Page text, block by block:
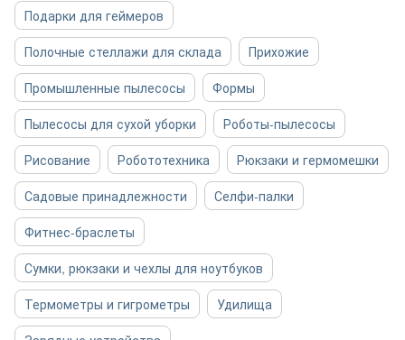
Подарки для геймеров
Полочные стеллажи для склада
Прихожие
Промышленные пылесосы
Формы
Пылесосы для сухой уборки
Роботы-пылесосы
Рисование
Робототехника
Рюкзаки и гермомешки
Садовые принадлежности
Селфи-палки
Фитнес-браслеты
Сумки, рюкзаки и чехлы для ноутбуков
Термометры и гигрометры
Удилища